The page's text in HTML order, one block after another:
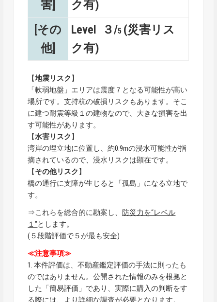
害]
ク有)
[その
他]
Level ３/5 (災害リス
ク有)
【地震リスク 】
「軟弱地盤」エリアは震度７となる可能性が高い
場所です。支持杭の破損リスクもあります。そこ
に建つ耐震等級１の建物なので、大きな損害を出
す可能性があります。
【水害リスク 】
湾岸の埋立地に位置し、約0.9mの浸水可能性が指
摘されているので、浸水リスクは顕在です。
【その他リスク 】
橋の通行に支障が生じると「孤島」になる立地で
す。
⇒これらを総合的に勘案し、 防災力を“レベル
１”とします。
(５段階評価で５が最も安全)
≪注意事項≫
1. 本件評価は、不動産鑑定評価の手法に則ったも
のではありません。公開された情報のみを根拠と
した「簡易評価」であり、実際に購入の判断をす
る際には、より詳細な調査が必要となります。